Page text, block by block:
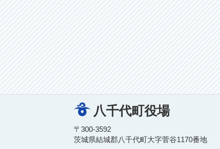
八千代町役場
〒300-3592
茨城県結城郡八千代町大字菅谷1170番地